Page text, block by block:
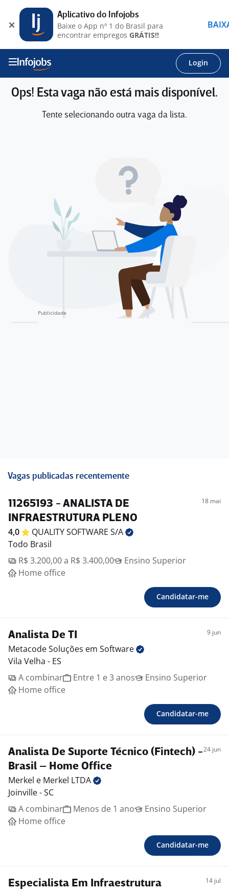
Login
Ops! Esta vaga não está mais disponível.
Tente selecionando outra vaga da lista.
Vagas publicadas recentemente
11265193 - ANALISTA DE
INFRAESTRUTURA PLENO
18 mai
4,0 QUALITY SOFTWARE S/A
Todo Brasil
R$ 3.200,00 a R$ 3.400,00
Ensino Superior
Home office
Candidatar-me
Analista De TI 9 jun
Metacode Soluções em Software
Vila Velha - ES
A combinar
Entre 1 e 3 anos
Ensino Superior
Home office
Candidatar-me
Analista De Suporte Técnico (Fintech) -
Brasil – Home Office
24 jun
Merkel e Merkel LTDA
Joinville - SC
A combinar
Menos de 1 ano
Ensino Superior
Home office
Candidatar-me
Especialista Em Infraestrutura 14 jul
Aplicativo do Infojobs
Baixe o App nº 1 do Brasil para
encontrar empregos GRÁTIS!!